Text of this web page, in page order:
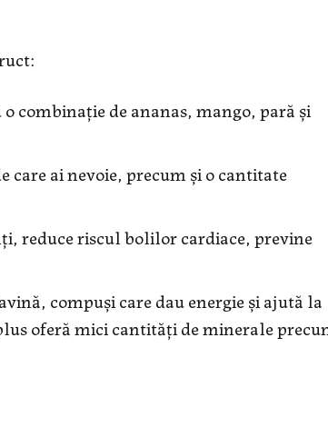
combinație de ananas, mango, pară și
ai nevoie, precum și o cantitate
reduce riscul bolilor cardiace, previne
compuși care dau energie și ajută la
oferă mici cantități de minerale